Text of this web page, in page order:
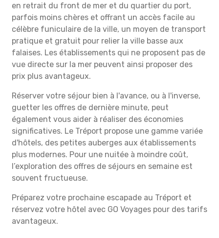
en retrait du front de mer et du quartier du port,
parfois moins chères et offrant un accès facile au
célèbre funiculaire de la ville, un moyen de transport
pratique et gratuit pour relier la ville basse aux
falaises. Les établissements qui ne proposent pas de
vue directe sur la mer peuvent ainsi proposer des
prix plus avantageux.
Réserver votre séjour bien à l'avance, ou à l'inverse,
guetter les offres de dernière minute, peut
également vous aider à réaliser des économies
significatives. Le Tréport propose une gamme variée
d'hôtels, des petites auberges aux établissements
plus modernes. Pour une nuitée à moindre coût,
l’exploration des offres de séjours en semaine est
souvent fructueuse.
Préparez votre prochaine escapade au Tréport et
réservez votre hôtel avec GO Voyages pour des tarifs
avantageux.